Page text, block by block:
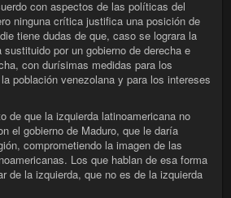
con aspectos de las políticas del
ninguna crítica justifica una posición de
tiene dudas de que, caso se lograra la
por un gobierno de derecha e
con durísimas medidas para los
población venezolana y para los intereses
de que la izquierda latinoamericana no
el gobierno de Maduro, que le daría
comprometiendo la imagen de las
Los que hablan de esa forma
de la izquierda, que no es de la izquierda